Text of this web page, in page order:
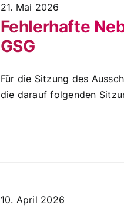
Fehlerhafte
GSG
21. Mai 2026
Für die Sitzung des
die darauf folgenden
10. April 2026